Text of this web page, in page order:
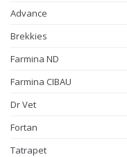
Advance
Brekkies
Farmina ND
Farmina CIBAU
Dr Vet
Fortan
Tatrapet